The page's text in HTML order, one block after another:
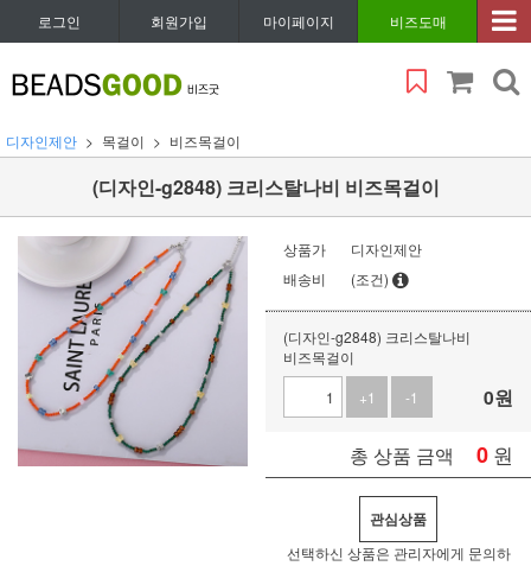
로그인 회원가입 마이페이지 비즈도매
디자인제안 목걸이 비즈목걸이
(디자인-g2848) 크리스탈나비 비즈목걸이
상품가
디자인제안
배송비
(조건)
(디자인-g2848) 크리스탈나비
비즈목걸이
+1
-1 0원
총 상품 금액 0 원
관심상품
선택하신 상품은 관리자에게 문의하